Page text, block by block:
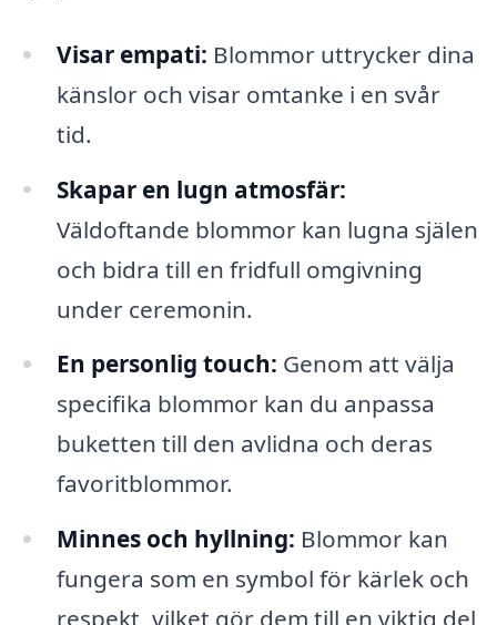
Visar empati: Blommor uttrycker dina
känslor och visar omtanke i en svår
tid.
Skapar en lugn atmosfär:
Väldoftande blommor kan lugna själen
och bidra till en fridfull omgivning
under ceremonin.
En personlig touch: Genom att välja
specifika blommor kan du anpassa
buketten till den avlidna och deras
favoritblommor.
Minnes och hyllning: Blommor kan
fungera som en symbol för kärlek och
respekt, vilket gör dem till en viktig del